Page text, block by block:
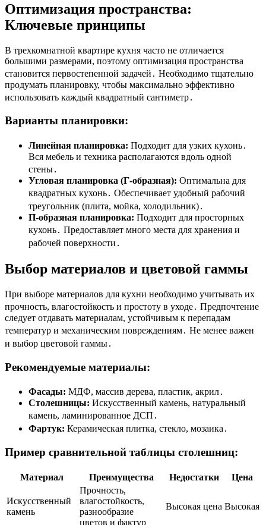
Оптимизация пространства:
Ключевые принципы
В трехкомнатной квартире кухня часто не отличается
большими размерами, поэтому оптимизация пространства
становится первостепенной задачей․ Необходимо тщательно
продумать планировку, чтобы максимально эффективно
использовать каждый квадратный сантиметр․
Варианты планировки:
Линейная планировка: Подходит для узких кухонь․
Вся мебель и техника располагаются вдоль одной
стены․
Угловая планировка (Г-образная): Оптимальна для
квадратных кухонь․ Обеспечивает удобный рабочий
треугольник (плита, мойка, холодильник)․
П-образная планировка: Подходит для просторных
кухонь․ Предоставляет много места для хранения и
рабочей поверхности․
Выбор материалов и цветовой гаммы
При выборе материалов для кухни необходимо учитывать их
прочность, влагостойкость и простоту в уходе․ Предпочтение
следует отдавать материалам, устойчивым к перепадам
температур и механическим повреждениям․ Не менее важен
и выбор цветовой гаммы․
Рекомендуемые материалы:
Фасады: МДФ, массив дерева, пластик, акрил․
Столешницы: Искусственный камень, натуральный
камень, ламинированное ДСП․
Фартук: Керамическая плитка, стекло, мозаика․
Пример сравнительной таблицы столешниц:
Материал Преимущества Недостатки Цена
Искусственный
камень
Прочность,
влагостойкость,
разнообразие
цветов и фактур
Высокая цена Высокая